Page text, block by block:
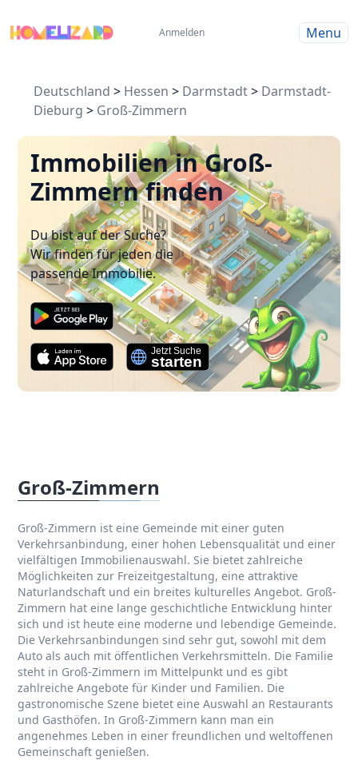
Anmelden Menu
Deutschland > Hessen > Darmstadt> Darmstadt-
Dieburg > Groß-Zimmern
Immobilien in Groß-
Zimmern finden
Du bist auf der Suche?
Wir finden für jeden die
passende Immobilie.
Groß-Zimmern
Groß-Zimmern ist eine Gemeinde mit einer guten
Verkehrsanbindung, einer hohen Lebensqualität und einer
vielfältigen Immobilienauswahl. Sie bietet zahlreiche
Möglichkeiten zur Freizeitgestaltung, eine attraktive
Naturlandschaft und ein breites kulturelles Angebot. Groß-
Zimmern hat eine lange geschichtliche Entwicklung hinter
sich und ist heute eine moderne und lebendige Gemeinde.
Die Verkehrsanbindungen sind sehr gut, sowohl mit dem
Auto als auch mit öffentlichen Verkehrsmitteln. Die Familie
steht in Groß-Zimmern im Mittelpunkt und es gibt
zahlreiche Angebote für Kinder und Familien. Die
gastronomische Szene bietet eine Auswahl an Restaurants
und Gasthöfen. In Groß-Zimmern kann man ein
angenehmes Leben in einer freundlichen und weltoffenen
Gemeinschaft genießen.